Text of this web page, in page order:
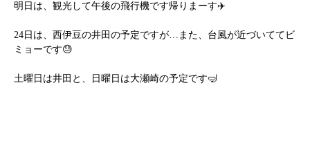
明日は、観光して午後の飛行機です帰りまーす✈️
24日は、西伊豆の井田の予定ですが…また、台風が近づいててビ
ミョーです😓
土曜日は井田と、日曜日は大瀬崎の予定です🤿